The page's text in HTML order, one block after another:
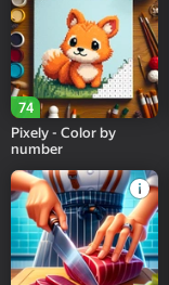
74
Pixely - Color by
number